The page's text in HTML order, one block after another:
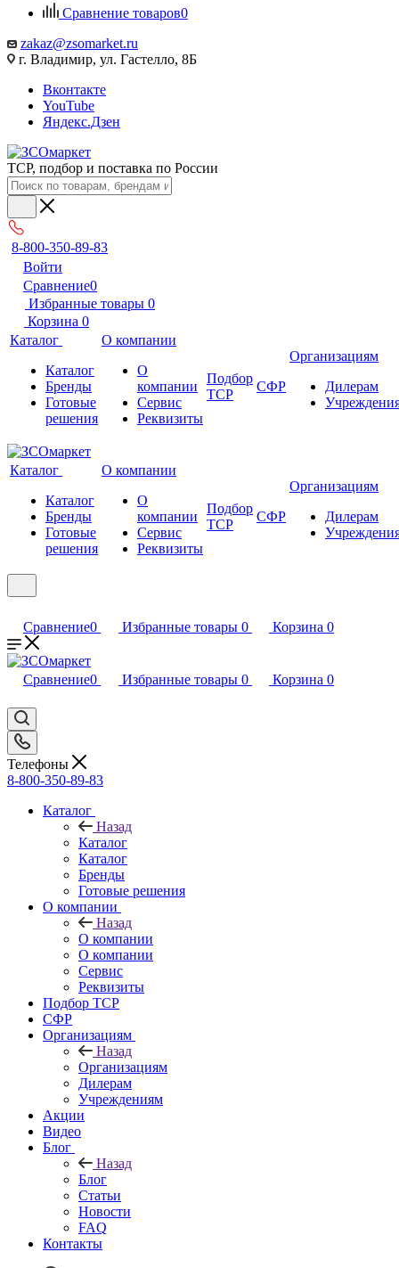
Сравнение товаров0
zakaz@zsomarket.ru
г. Владимир, ул. Гастелло, 8Б
Вконтакте
YouTube
Яндекс.Дзен
ТСР, подбор и поставка по России
8-800-350-89-83
Войти
Сравнение0
Избранные товары 0
Корзина 0
Каталог
Каталог
Бренды
Готовые
решения
О компании
О
компании
Сервис
Реквизиты
Подбор
ТСР
СФР
Организациям
Дилерам
Каталог
Каталог
Бренды
Готовые
решения
О компании
О
компании
Сервис
Реквизиты
Подбор
ТСР
СФР
Организациям
Дилерам
Сравнение0 Избранные товары 0 Корзина 0
Сравнение0 Избранные товары 0 Корзина 0
Телефоны
8-800-350-89-83
Каталог
Назад
Каталог
Каталог
Бренды
Готовые решения
О компании
Назад
О компании
О компании
Сервис
Реквизиты
Подбор ТСР
СФР
Организациям
Назад
Организациям
Дилерам
Учреждениям
Акции
Видео
Блог
Назад
Блог
Статьи
Новости
FAQ
Контакты